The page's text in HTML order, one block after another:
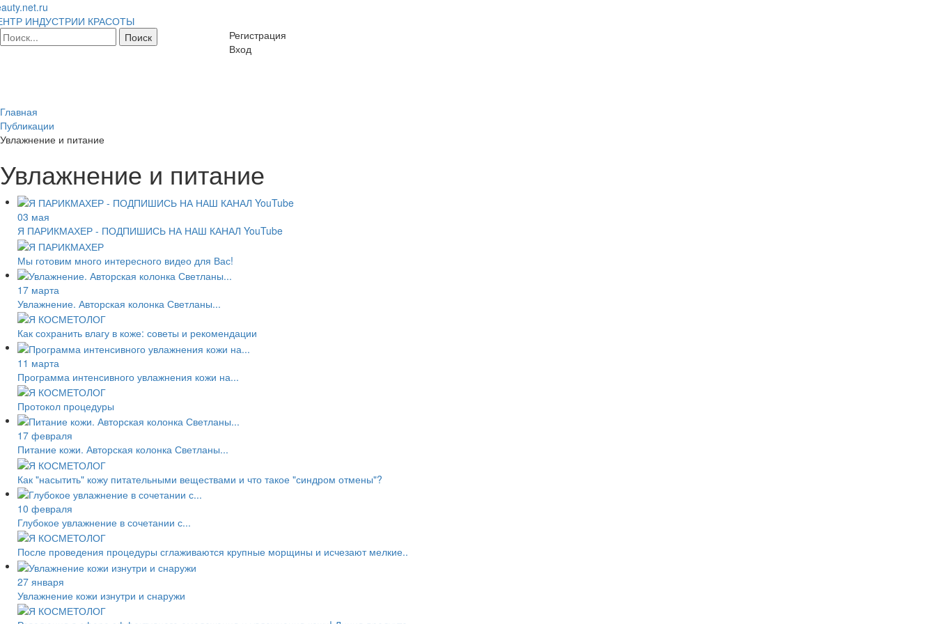
ИНДУСТРИИ КРАСОТЫ
Регистрация
Вход
Главная
Публикации
Увлажнение и питание
Увлажнение и питание
03 мая
Я ПАРИКМАХЕР - ПОДПИШИСЬ НА НАШ КАНАЛ YouTube
Мы готовим много интересного видео для Вас!
17 марта
Увлажнение. Авторская колонка Светланы...
Как сохранить влагу в коже: советы и рекомендации
11 марта
Программа интенсивного увлажнения кожи на...
Протокол процедуры
17 февраля
Питание кожи. Авторская колонка Светланы...
Как "насытить" кожу питательными веществами и что такое "синдром отмены"?
10 февраля
Глубокое увлажнение в сочетании с...
После проведения процедуры сглаживаются крупные морщины и исчезают мелкие..
27 января
Увлажнение кожи изнутри и снаружи